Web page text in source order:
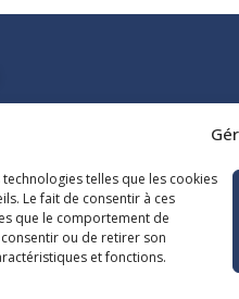
telles que les cookies
Le fait de consentir à ces
que le comportement de
ou de retirer son
et fonctions.
8W1